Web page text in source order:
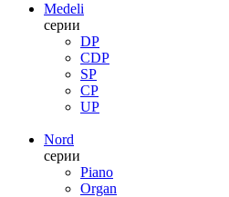
Medeli
серии
DP
CDP
SP
CP
UP
Nord
серии
Piano
Organ